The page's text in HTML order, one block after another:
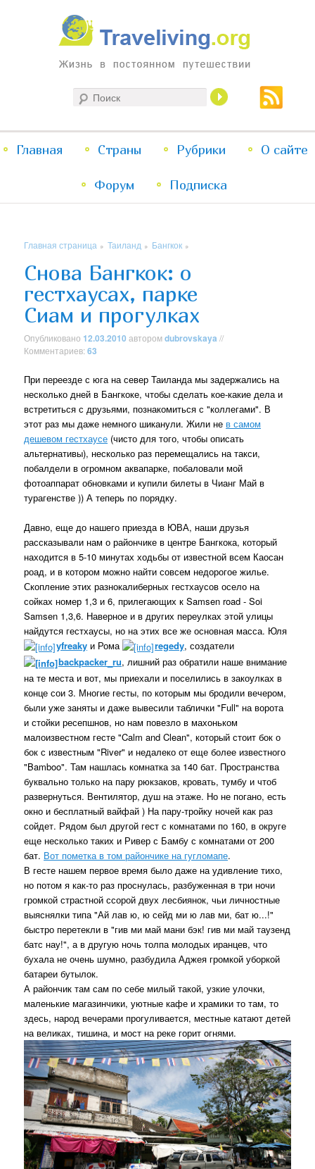
Traveliving
Жизнь в постоянном путешествии
меню
Перейти
к
Перейти
к
Главная Страны Рубрики О сайте
Форум Подписка
Главная страница »Таиланд » Бангкок »
Снова Бангкок: о
гестхаусах, парке
Сиам и прогулках
Опубликовано 12.03.2010 авторомdubrovskaya //
Комментариев:63
При переезде с юга на север Таиланда мы задержались на
несколько дней в Бангкоке, чтобы сделать кое-какие дела и
встретиться с друзьями, познакомиться с "коллегами". В
этот раз мы даже немного шиканули. Жили не в самом
дешевом гестхаусе (чисто для того, чтобы описать
альтернативы), несколько раз перемещались на такси,
побалдели в огромном аквапарке, побаловали мой
фотоаппарат обновками и купили билеты в Чианг Май в
турагенстве )) А теперь по порядку.
Давно, еще до нашего приезда в ЮВА, наши друзья
рассказывали нам о райончике в центре Бангкока, который
находится в 5-10 минутах ходьбы от известной всем Каосан
роад, и в котором можно найти совсем недорогое жилье.
Скопление этих разнокалиберных гестхаусов осело на
сойках номер 1,3 и 6, прилегающих к Samsen road - Soi
Samsen 1,3,6. Наверное и в других переулках этой улицы
найдутся гестхаусы, но на этих все же основная масса. Юля
yfreaky и Рома regedy, создатели
backpacker_ru, лишний раз обратили наше внимание
на те места и вот, мы приехали и поселились в закоулках в
конце сои 3. Многие гесты, по которым мы бродили вечером,
были уже заняты и даже вывесили таблички "Full" на ворота
и стойки ресепшнов, но нам повезло в махоньком
малоизвестном гесте "Calm and Clean", который стоит бок о
бок с известным "River" и недалеко от еще более известного
"Bamboo". Там нашлась комнатка за 140 бат. Пространства
буквально только на пару рюкзаков, кровать, тумбу и чтоб
развернуться. Вентилятор, душ на этаже. Но не погано, есть
окно и бесплатный вайфай ) На пару-тройку ночей как раз
сойдет. Рядом был другой гест с комнатами по 160, в округе
еще несколько таких и Ривер с Бамбу с комнатами от 200
бат. Вот пометка в том райончике на гугломапе.
В гесте нашем первое время было даже на удивление тихо,
но потом я как-то раз проснулась, разбуженная в три ночи
громкой страстной ссорой двух лесбиянок, чьи личностные
выяснялки типа "Ай лав ю, ю сейд ми ю лав ми, бат ю...!"
быстро перетекли в "гив ми май мани бэк! гив ми май таузенд
батс нау!", а в другую ночь толпа молодых иранцев, что
бухала не очень шумно, разбудила Аджея громкой уборкой
батареи бутылок.
А райончик там сам по себе милый такой, узкие улочки,
маленькие магазинчики, уютные кафе и храмики то там, то
здесь, народ вечерами прогуливается, местные катают детей
на великах, тишина, и мост на реке горит огнями.